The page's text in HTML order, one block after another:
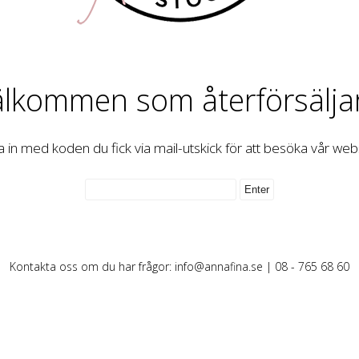
som
in med koden du fick via mail-utskick för att besöka vår
Kontakta oss om du har frågor: info@annafina.se | 08 - 765 68 60